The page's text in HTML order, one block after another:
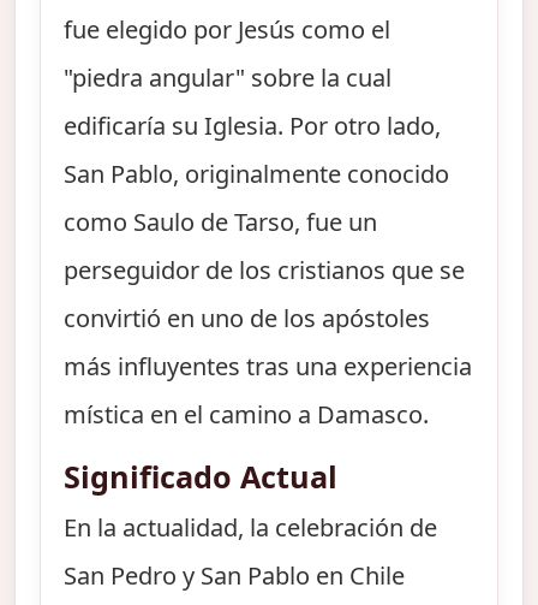
fue elegido por Jesús como el
"piedra angular" sobre la cual
edificaría su Iglesia. Por otro lado,
San Pablo, originalmente conocido
como Saulo de Tarso, fue un
perseguidor de los cristianos que se
convirtió en uno de los apóstoles
más influyentes tras una experiencia
mística en el camino a Damasco.
Significado Actual
En la actualidad, la celebración de
San Pedro y San Pablo en Chile